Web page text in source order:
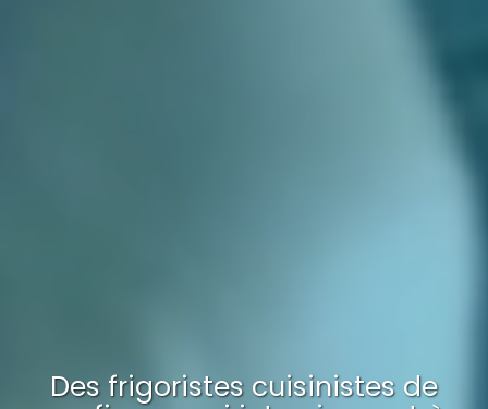
Des frigoristes cuisinistes de